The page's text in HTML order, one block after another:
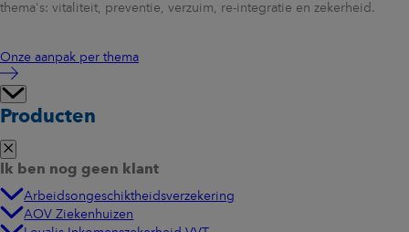
thema's: vitaliteit, preventie, verzuim, re-integratie en zekerheid.
Onze aanpak per thema
Producten
Ik ben nog geen klant
Arbeidsongeschiktheidsverzekering
AOV Ziekenhuizen